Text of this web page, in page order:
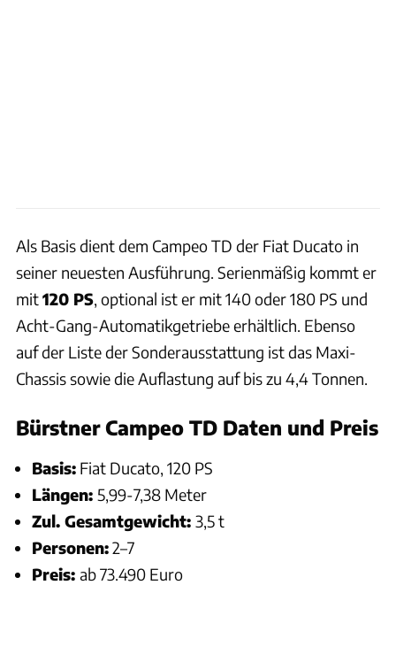
Als Basis dient dem Campeo TD der Fiat Ducato in
seiner neuesten Ausführung. Serienmäßig kommt er
mit120 PS, optional ist er mit 140 oder 180 PS und
Acht-Gang-Automatikgetriebe erhältlich. Ebenso
auf der Liste der Sonderausstattung ist das Maxi-
Chassis sowie die Auflastung auf bis zu 4,4 Tonnen.
Bürstner Campeo TD Daten und Preis
Basis: Fiat Ducato, 120 PS
Längen: 5,99-7,38 Meter
Zul. Gesamtgewicht: 3,5 t
Personen:2–7
Preis: ab 73.490 Euro